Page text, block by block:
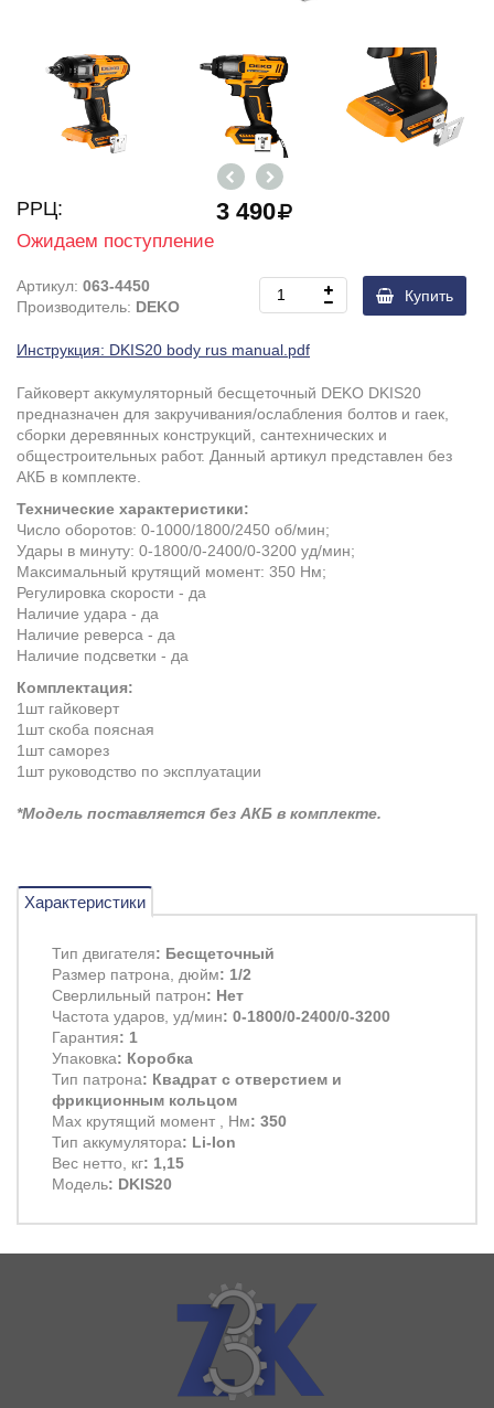
РРЦ: 3 490
Ожидаем поступление
Артикул: 063-4450
Производитель: DEKO
Купить
Инструкция: DKIS20 body rus manual.pdf
Гайковерт аккумуляторный бесщеточный DEKO DKIS20
предназначен для закручивания/ослабления болтов и гаек,
сборки деревянных конструкций, сантехнических и
общестроительных работ. Данный артикул представлен без
АКБ в комплекте.
Технические характеристики:
Число оборотов: 0-1000/1800/2450 об/мин;
Удары в минуту: 0-1800/0-2400/0-3200 уд/мин;
Максимальный крутящий момент: 350 Нм;
Регулировка скорости - да
Наличие удара - да
Наличие реверса - да
Наличие подсветки - да
Комплектация:
1шт гайковерт
1шт скоба поясная
1шт саморез
1шт руководство по эксплуатации
*Модель поставляется без АКБ в комплекте.
Характеристики
Тип двигателя: Бесщеточный
Размер патрона, дюйм: 1/2
Сверлильный патрон: Нет
Частота ударов, уд/мин: 0-1800/0-2400/0-3200
Гарантия: 1
Упаковка: Коробка
Тип патрона: Квадрат с отверстием и
фрикционным кольцом
Max крутящий момент , Нм: 350
Тип аккумулятора: Li-Ion
Вес нетто, кг: 1,15
Модель: DKIS20